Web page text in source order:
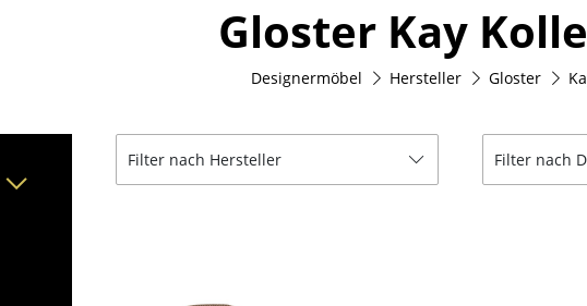
Sekretäre & PC-Tische
Konferenztische
Regale & Schränke
Bücherregale
Wandregale
Kommoden
TV Möbel
Beistell- &
Gloster Kay
Designermöbel Hersteller Gloster
Filter nach Hersteller Filter nach